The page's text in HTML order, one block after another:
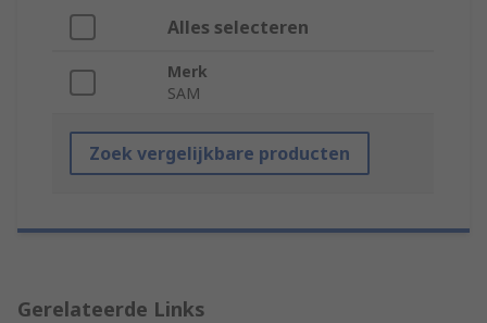
Alles selecteren
Merk
SAM
Zoek vergelijkbare producten
Gerelateerde Links